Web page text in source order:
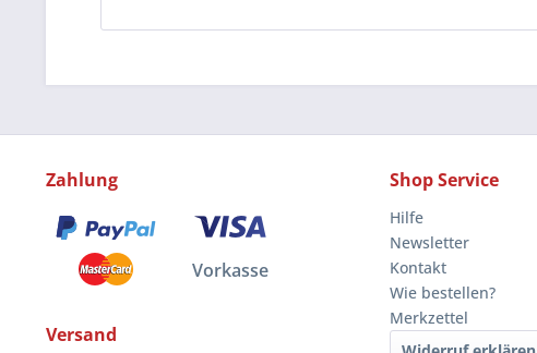
Zahlung
Vorkasse
Versand
Shop Service
Hilfe
Newsletter
Kontakt
Wie bestellen?
Merkzettel